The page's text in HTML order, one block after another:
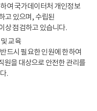
여 국가데이터처 개인정보
고 있으며, 수립된
상 점검하고 있습니다.
교육
드시 필요한 인원에 한하여
원을 대상으로 안전한 관리를
.